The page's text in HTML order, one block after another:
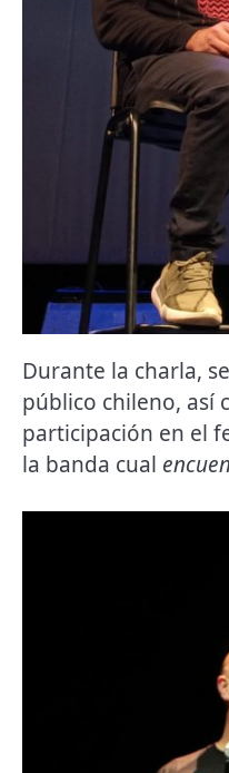
Durante la charla,
público chileno, así
participación en el
la banda cual